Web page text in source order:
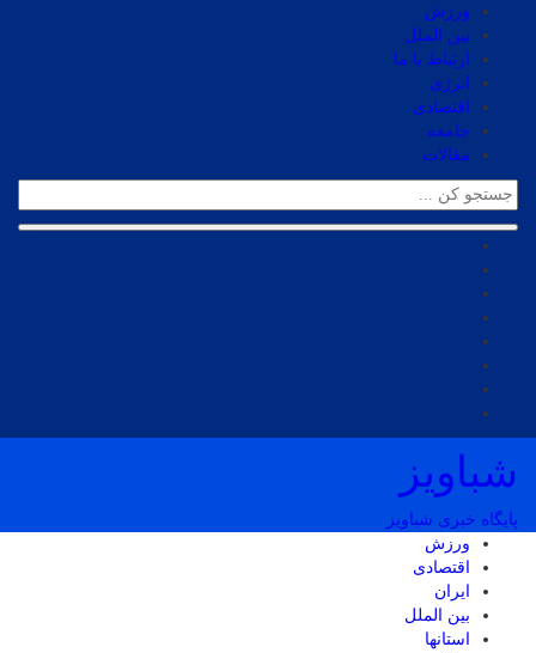
ورزش
بین الملل
ارتباط با ما
انرژی
اقتصادی
جامعه
مقالات
شباویز
پایگاه خبری شباویز
ورزش
اقتصادی
ایران
بین الملل
استانها